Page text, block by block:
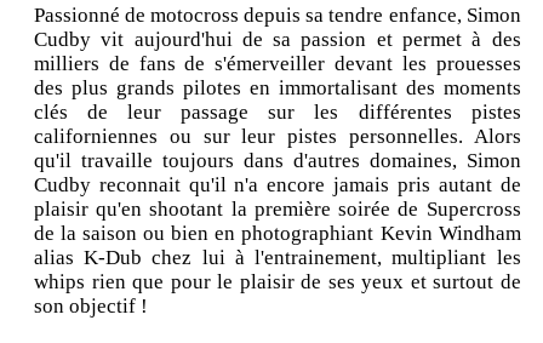
Passionné de motocross depuis sa tendre enfance, Simon
Cudby vit aujourd'hui de sa passion et permet à des
milliers de fans de s'émerveiller devant les prouesses
des plus grands pilotes en immortalisant des moments
clés de leur passage sur les différentes pistes
californiennes ou sur leur pistes personnelles. Alors
qu'il travaille toujours dans d'autres domaines, Simon
Cudby reconnait qu'il n'a encore jamais pris autant de
plaisir qu'en shootant la première soirée de Supercross
de la saison ou bien en photographiant Kevin Windham
alias K-Dub chez lui à l'entrainement, multipliant les
whips rien que pour le plaisir de ses yeux et surtout de
son objectif !